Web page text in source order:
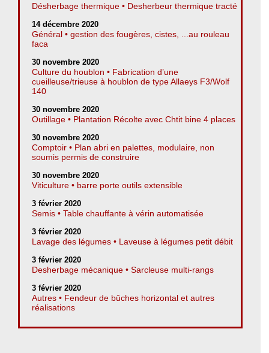
Désherbage thermique • Desherbeur thermique tracté
14 décembre 2020
Général • gestion des fougères, cistes, ...au rouleau
faca
30 novembre 2020
Culture du houblon • Fabrication d’une
cueilleuse/trieuse à houblon de type Allaeys F3/Wolf
140
30 novembre 2020
Outillage • Plantation Récolte avec Chtit bine 4 places
30 novembre 2020
Comptoir • Plan abri en palettes, modulaire, non
soumis permis de construire
30 novembre 2020
Viticulture • barre porte outils extensible
3 février 2020
Semis • Table chauffante à vérin automatisée
3 février 2020
Lavage des légumes • Laveuse à légumes petit débit
3 février 2020
Desherbage mécanique • Sarcleuse multi-rangs
3 février 2020
Autres • Fendeur de bûches horizontal et autres
réalisations